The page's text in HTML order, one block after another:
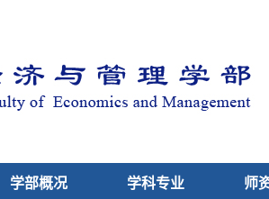
学部概况 学科专业 师